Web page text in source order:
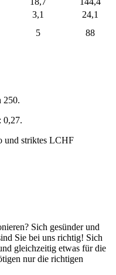
3,1
24,1
5 88
250.
0,27.
und striktes LCHF
Sich gesünder und
Sie bei uns richtig! Sich
gleichzeitig etwas für die
nur die richtigen